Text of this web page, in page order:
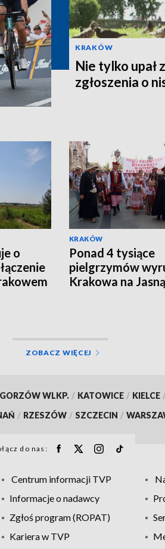
KRAKÓW
Nie tylko upał
zgłoszenia o
o
KRAKÓW
Ponad 4 tysiące
pielgrzymów
Krakowa na
ZOBACZ WIĘCEJ
GORZÓW WLKP. / KATOWICE / KIELCE
/ RZESZÓW / SZCZECIN /
do nas:
Centrum informacji TVP
Informacje o nadawcy
Zgłoś program (ROPAT)
Kariera w TVP